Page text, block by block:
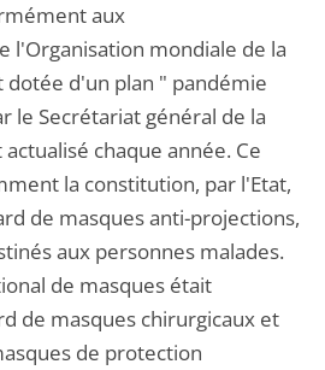
aux
l'Organisation mondiale de la
dotée d'un plan " pandémie
le Secrétariat général de la
chaque année. Ce
la constitution, par l'Etat,
de masques anti-projections,
aux personnes malades.
de masques était
de masques chirurgicaux et
de protection